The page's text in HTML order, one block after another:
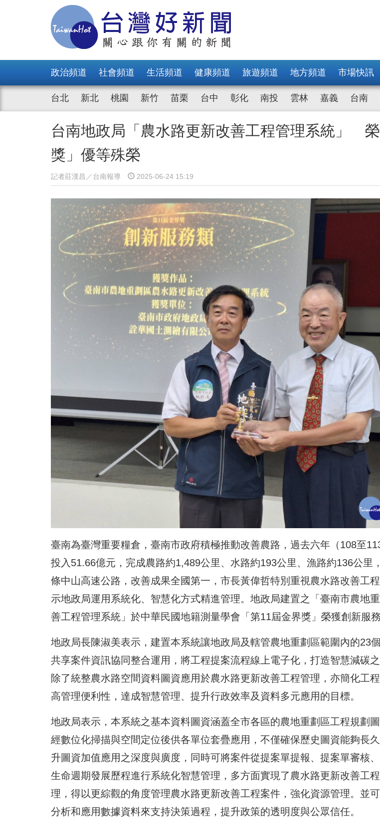
政治頻道 社會頻道 生活頻道 健康頻道 旅遊頻道 地方頻道 市場快訊
台北 新北 桃園 新竹 苗栗 台中 彰化 南投 雲林 嘉義 台南
台南地政局「農水路更新改善工程管理系統」
獎」優等殊榮
記者莊漢昌／台南報導 2025-06-24 15:19
臺南為臺灣重要糧倉，臺南市政府積極推動改善農路，過去六年（108至
投入51.66億元，完成農路約1,489公里、水路約193公里、漁路約136公里
條中山高速公路，改善成果全國第一，市長黃偉哲特別重視農水路改善工
示地政局運用系統化、智慧化方式精進管理。地政局建置之「臺南市農地
善工程管理系統」於中華民國地籍測量學會「第11屆金界獎」榮獲創新服務
地政局長陳淑美表示，建置本系統讓地政局及轄管農地重劃區範圍內的23
共享案件資訊協同整合運用，將工程提案流程線上電子化，打造智慧減碳
除了統整農水路空間資料圖資應用於農水路更新改善工程管理，亦簡化工
高管理便利性，達成智慧管理、提升行政效率及資料多元應用的目標。
地政局表示，本系統之基本資料圖資涵蓋全市各區的農地重劃區工程規劃
經數位化掃描與空間定位後供各單位套疊應用，不僅確保歷史圖資能夠長
升圖資加值應用之深度與廣度，同時可將案件從提案單提報、提案單審核
生命週期發展歷程進行系統化智慧管理，多方面實現了農水路更新改善工
理，得以更綜觀的角度管理農水路更新改善工程案件，強化資源管理。並可
分析和應用數據資料來支持決策過程，提升政策的透明度與公眾信任。